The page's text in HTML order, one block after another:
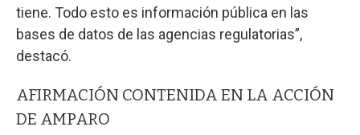
tiene. Todo esto es información pública en las
bases de datos de las agencias regulatorias”,
destacó.
AFIRMACIÓN CONTENIDA EN LA ACCIÓN
DE AMPARO